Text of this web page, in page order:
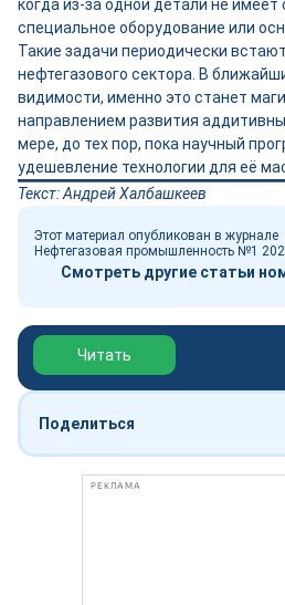
когда из-за одной детали не
специальное оборудование или
Такие задачи периодически
нефтегазового сектора. В
видимости, именно это станет
направлением развития
мере, до тех пор, пока научный
удешевление технологии для её
Текст: Андрей Халбашкеев
Этот материал опубликован в журнале
Нефтегазовая промышленность №1
Смотреть другие статьи
Читать
Поделиться
РЕКЛАМА